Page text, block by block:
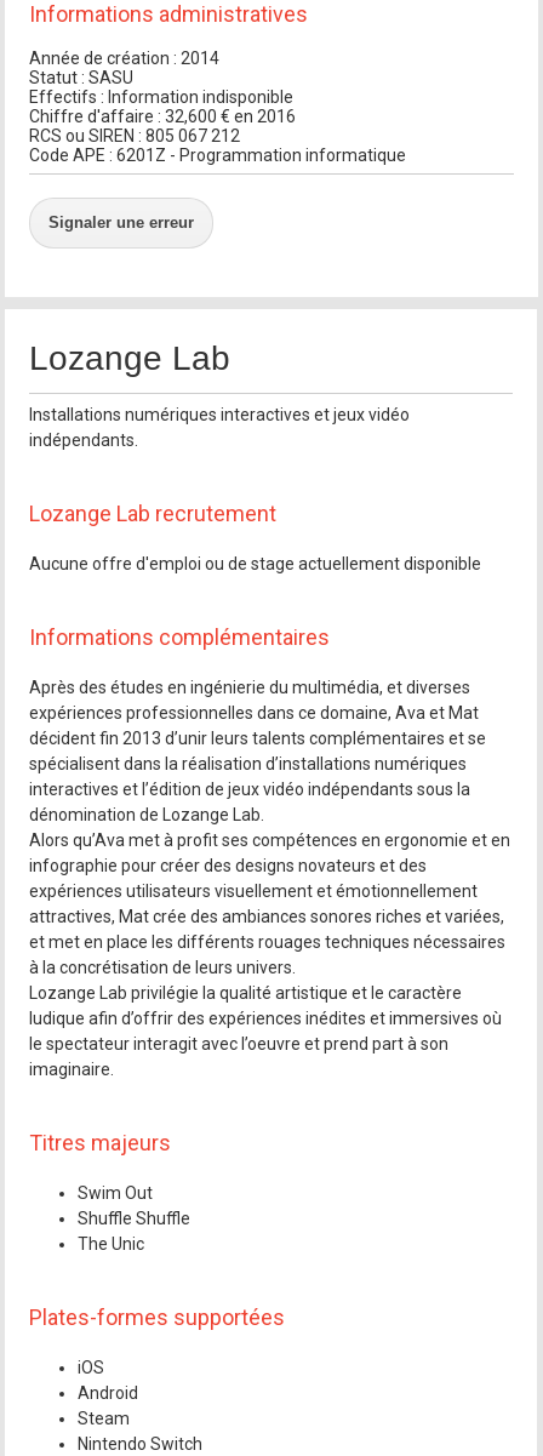
Informations administratives
Année de création : 2014
Statut : SASU
Effectifs : Information indisponible
Chiffre d'affaire : 32,600 € en 2016
RCS ou SIREN : 805 067 212
Code APE : 6201Z - Programmation informatique
Signaler une erreur
Lozange Lab
Installations numériques interactives et jeux vidéo
indépendants.
Lozange Lab recrutement
Aucune offre d'emploi ou de stage actuellement disponible
Informations complémentaires
Après des études en ingénierie du multimédia, et diverses
expériences professionnelles dans ce domaine, Ava et Mat
décident fin 2013 d’unir leurs talents complémentaires et se
spécialisent dans la réalisation d’installations numériques
interactives et l’édition de jeux vidéo indépendants sous la
dénomination de Lozange Lab.
Alors qu’Ava met à profit ses compétences en ergonomie et en
infographie pour créer des designs novateurs et des
expériences utilisateurs visuellement et émotionnellement
attractives, Mat crée des ambiances sonores riches et variées,
et met en place les différents rouages techniques nécessaires
à la concrétisation de leurs univers.
Lozange Lab privilégie la qualité artistique et le caractère
ludique afin d’offrir des expériences inédites et immersives où
le spectateur interagit avec l’oeuvre et prend part à son
imaginaire.
Titres majeurs
Swim Out
Shuffle Shuffle
The Unic
Plates-formes supportées
iOS
Android
Steam
Nintendo Switch